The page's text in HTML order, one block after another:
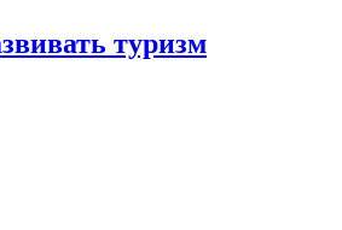
туризм